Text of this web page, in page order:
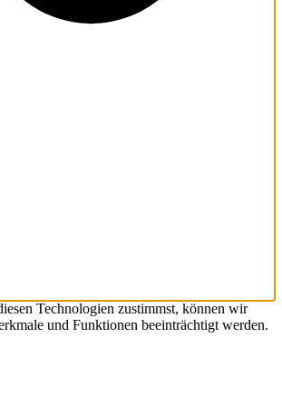
Technologien zustimmst, können wir
und Funktionen beeinträchtigt werden.